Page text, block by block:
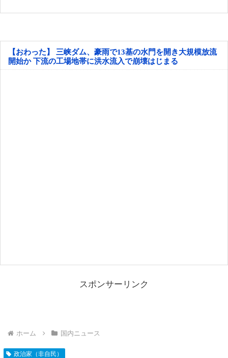
【おわった】 三峡ダム、豪雨で13基の水門を開き大規模放流
開始か 下流の工場地帯に洪水流入で崩壊はじまる
スポンサーリンク
ホーム 国内ニュース
政治家（非自民）